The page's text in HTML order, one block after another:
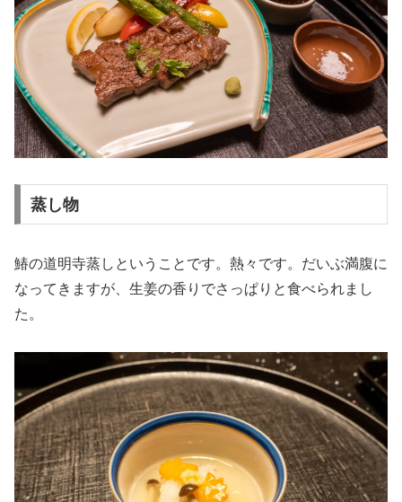
蒸し物
鰆の道明寺蒸しということです。熱々です。だいぶ満腹に
なってきますが、生姜の香りでさっぱりと食べられまし
た。